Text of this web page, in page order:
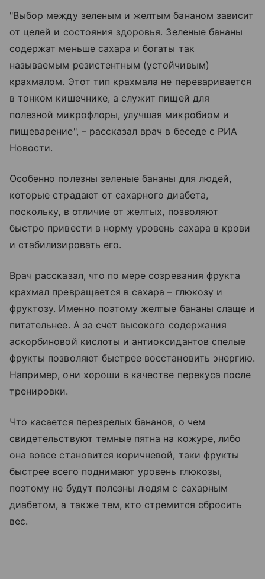
"Выбор между зеленым и желтым бананом зависит
от целей и состояния здоровья. Зеленые бананы
содержат меньше сахара и богаты так
называемым резистентным (устойчивым)
крахмалом. Этот тип крахмала не переваривается
в тонком кишечнике, а служит пищей для
полезной микрофлоры, улучшая микробиом и
пищеварение", – рассказал врач в беседе с РИА
Новости.
Особенно полезны зеленые бананы для людей,
которые страдают от сахарного диабета,
поскольку, в отличие от желтых, позволяют
быстро привести в норму уровень сахара в крови
и стабилизировать его.
Врач рассказал, что по мере созревания фрукта
крахмал превращается в сахара – глюкозу и
фруктозу. Именно поэтому желтые бананы слаще и
питательнее. А за счет высокого содержания
аскорбиновой кислоты и антиоксидантов спелые
фрукты позволяют быстрее восстановить энергию.
Например, они хороши в качестве перекуса после
тренировки.
Что касается перезрелых бананов, о чем
свидетельствуют темные пятна на кожуре, либо
она вовсе становится коричневой, таки фрукты
быстрее всего поднимают уровень глюкозы,
поэтому не будут полезны людям с сахарным
диабетом, а также тем, кто стремится сбросить
вес.